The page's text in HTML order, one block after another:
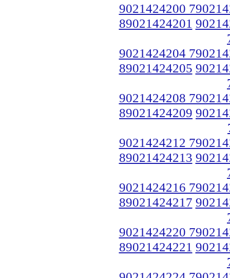
9021424200
89021424201
9021424204
89021424205
9021424208
89021424209
9021424212
89021424213
9021424216
89021424217
9021424220
89021424221